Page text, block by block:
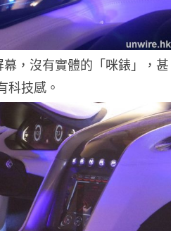
，沒有實體的「咪錶」，甚
科技感。